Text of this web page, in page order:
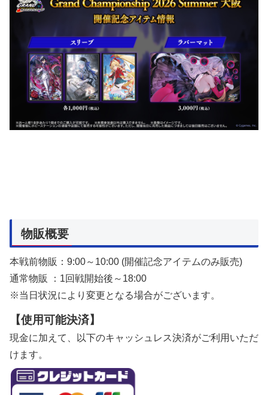
物販概要
本戦前物販：9:00～10:00 (開催記念アイテムのみ販売)
通常物販 ：1回戦開始後～18:00
※当日状況により変更となる場合がございます。
【使用可能決済】
現金に加えて、以下のキャッシュレス決済がご利用いただ
けます。